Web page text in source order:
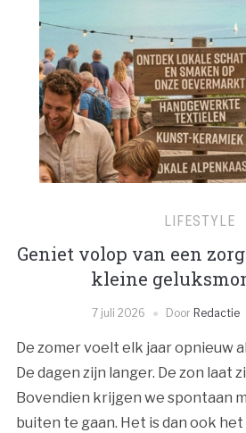
LIFESTYLE
Geniet volop van een
kleine
7 juli 2026 Door Redactie
De zomer voelt elk jaar opnieuw
De dagen zijn langer. De zon laat
Bovendien krijgen we spontaan
buiten te gaan. Het is dan ook